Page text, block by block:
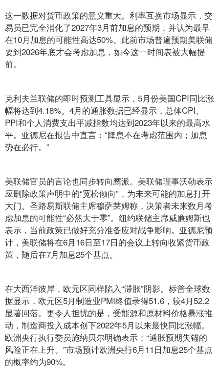
这一数据对货币政策的意义重大。利率互换市场显示，交
易员已完全消化了2027年3月前加息的预期，并认为最早
在10月加息的可能性高达50%。此前市场普遍预期美联储
要到2026年底才会考虑加息，如今这一时间表被大幅提
前。
克利夫兰联储的即时预测工具显示，5月份美国CPI同比涨
幅将达到4.18%。4月的通胀数据已经显示，总体CPI、
PPI和个人消费支出平减指数均达到2023年以来的最高水
平。亚德尼在报告中直言：“降息不在考虑范围内；加息
势在必行。”
美联储官员的言论也同步转向鹰派。美联储理事沃勒表示
应删除政策声明中的“宽松倾向”，为未来可能的加息打开
大门。圣路易斯联储主席穆萨莱姆称，决策者未来数月考
虑加息的可能性“必然大于零”。纽约联储主席威廉姆斯也
表示，当前政策已做好充分准备应对战争影响。亚德尼预
计，美联储将在6月16日至17日的会议上转向收紧货币政
策，随后在7月加息25个基点。
在大西洋彼岸，欧元区同样陷入“滞胀”阴影。标普全球数
据显示，欧元区5月制造业PMI终值录得51.6，较4月52.2
显著回落。更令人担忧的是，受能源和原材料价格暴涨推
动，制造商投入成本创下2022年5月以来最快同比涨幅。
欧洲央行执行委员施纳贝尔明确表示：“通胀预期失锚的
风险正在上升。”市场预计欧洲央行6月11日加息25个基点
的概率约为90%。